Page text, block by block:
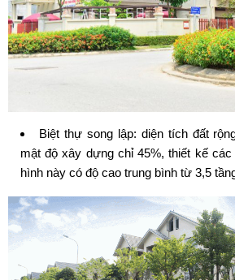
Biệt thự song lập: diện tích đất
mật độ xây dựng chỉ 45%, thiết kế
hình này có độ cao trung bình từ 3,5